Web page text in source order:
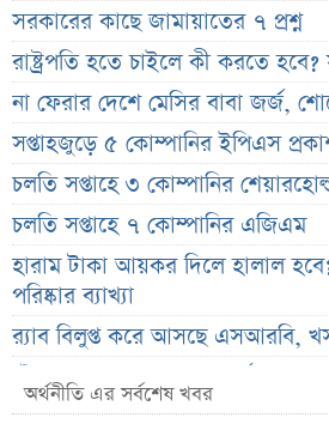
সরকারের কাছে জামায়াতের ৭ প্রশ্ন
রাষ্ট্রপতি হতে চাইলে কী করতে
না ফেরার দেশে মেসির বাবা জর্জ,
সপ্তাহজুড়ে ৫ কোম্পানির ইপিএস
চলতি সপ্তাহে ৩ কোম্পানির
চলতি সপ্তাহে ৭ কোম্পানির এজিএম
হারাম টাকা আয়কর দিলে হালাল
পরিষ্কার ব্যাখ্যা
র‌্যাব বিলুপ্ত করে আসছে এসআরবি,
চাঁদের ছায়ায় ঢেকে যাবে সূর্য, কবে ও
বিরল দৃশ্য
অর্থনীতি এর সর্বশেষ খবর